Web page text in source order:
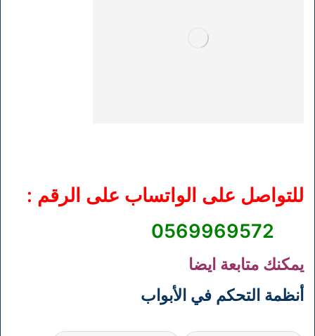
للتواصل على الواتساب على الرقم :
يمكنك متابعة ايضا
أنظمة التحكم في الأبواب